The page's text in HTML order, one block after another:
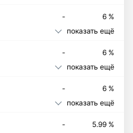
-
6 %
показать ещё
-
6 %
показать ещё
-
6 %
показать ещё
-
5.99 %